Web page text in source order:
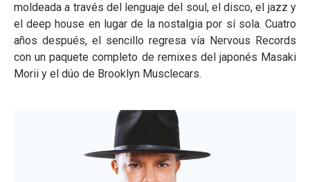
moldeada a través del lenguaje del soul, el disco, el jazz y
el deep house en lugar de la nostalgia por sí sola. Cuatro
años después, el sencillo regresa vía Nervous Records
con un paquete completo de remixes del japonés Masaki
Morii y el dúo de Brooklyn Musclecars.